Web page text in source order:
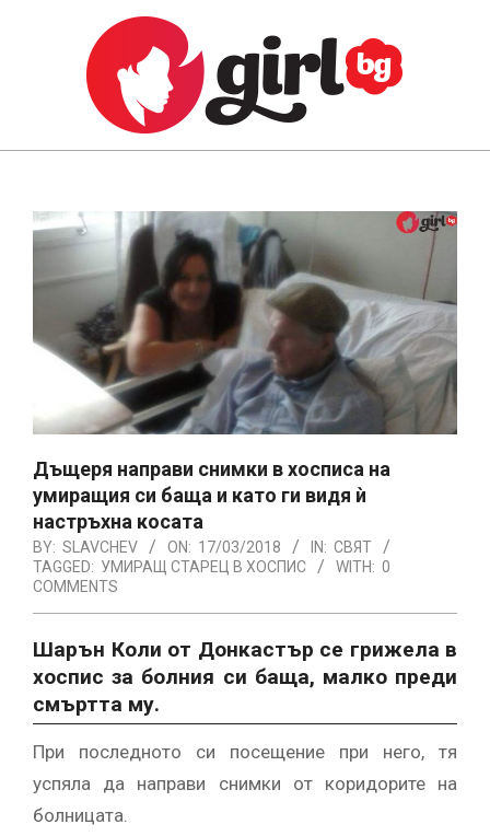
GIRL.BG
Navigation
Menu
Дъщеря направи снимки в хосписа на
умиращия си баща и като ги видя ѝ
настръхна косата
BY: SLAVCHEV ON: 17/03/2018 IN: СВЯТ
TAGGED: УМИРАЩ СТАРЕЦ В ХОСПИС WITH: 0
COMMENTS
Шарън Коли от Донкастър се грижела в
хоспис за болния си баща, малко преди
смъртта му.
При последното си посещение при него, тя
успяла да направи снимки от коридорите на
болницата.